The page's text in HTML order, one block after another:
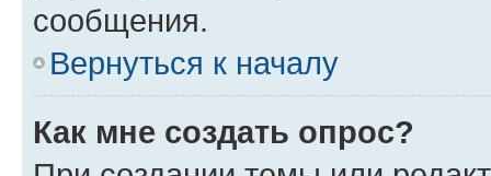
сообщения.
Вернуться к началу
Как мне создать опрос?